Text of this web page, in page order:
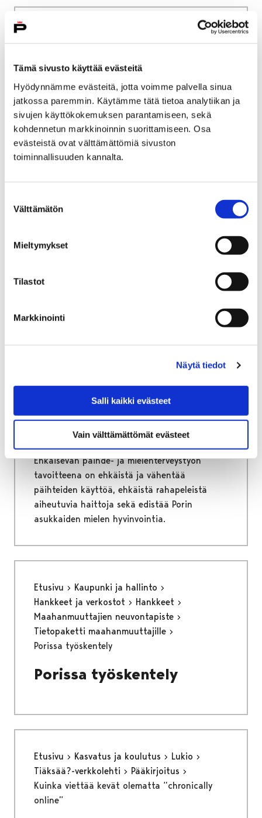
Tämä sivusto käyttää evästeitä
Hyödynnämme evästeitä, jotta voimme palvella sinua
jatkossa paremmin. Käytämme tätä tietoa analytiikan ja
sivujen käyttökokemuksen parantamiseen, sekä
kohdennetun markkinoinnin suorittamiseen. Osa
evästeistä ovat välttämättömiä sivuston
toiminnallisuuden kannalta.
valinta
Välttämätön
Mieltymykset
Tilastot
Markkinointi
Näytä tiedot
Salli kaikki evästeet
Vain välttämättömät evästeet
Historiaa neljällä vuosikymmenellä
Historiaa neljällä
vuosikymmenellä
Satakunnan Urheiluakatemia
Opiskelu
Etusivu
Ehkäisevä päihde- ja
mielenterveystyö
Ehkäisevä päihde- ja mielenterveystyö sekä
väkivallan ehkäisy ovat hyvinvoinnin,
terveyden ja turvallisuuden edistämistä.
Ehkäisevän päihde- ja mielenterveystyön
tavoitteena on ehkäistä ja vähentää
päihteiden käyttöä, ehkäistä rahapeleistä
aiheutuvia haittoja sekä edistää Porin
asukkaiden mielen hyvinvointia.
Etusivu
Kaupunki ja hallinto
Hankkeet ja verkostot
Hankkeet
Maahanmuuttajien neuvontapiste
Tietopaketti maahanmuuttajille
Porissa työskentely
Porissa työskentely
Etusivu Kasvatus ja koulutus
Lukio
Tiäksää?-verkkolehti
Pääkirjoitus
Kuinka viettää kevät olematta “chronically
online”